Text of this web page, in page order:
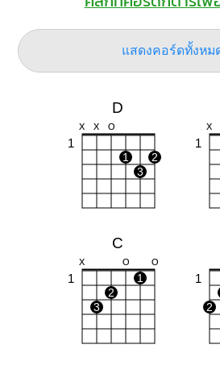
แสดงคอร์ดทั้งหม
D
X X O
1
1
2
3
X
1
C
X O O
1
1
2
3
1
2